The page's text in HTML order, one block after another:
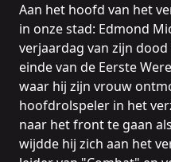
Aan het hoofd van het
in onze stad: Edmond
verjaardag van zijn
einde van de Eerste
waar hij zijn vrouw
hoofdrolspeler in het
naar het front te gaan
wijdde hij zich aan het